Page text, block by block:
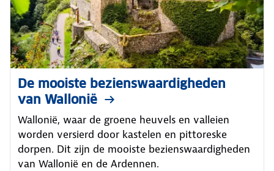
De mooiste bezienswaardigheden
van Wallonië
Wallonië, waar de groene heuvels en valleien
worden versierd door kastelen en pittoreske
dorpen. Dit zijn de mooiste bezienswaardigheden
van Wallonië en de Ardennen.